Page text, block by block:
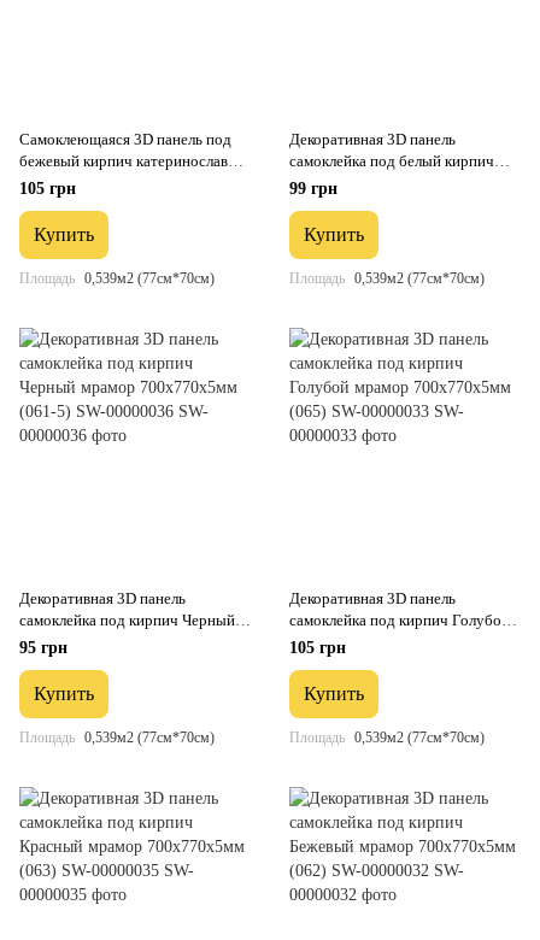
Самоклеющаяся 3D панель под
бежевый кирпич катеринослав
700x770x5мм SW-00001375
105 грн
Купить
Площадь 0,539м2 (77см*70см)
Декоративная 3D панель
самоклейка под белый кирпич
Звезды 700x770x5мм (021) SW-
99 грн
Купить
Площадь 0,539м2 (77см*70см)
Декоративная 3D панель
самоклейка под кирпич Черный
мрамор 700x770x5мм (061-5)
95 грн
Купить
Площадь 0,539м2 (77см*70см)
Декоративная 3D панель
самоклейка под кирпич Голубой
мрамор 700x770x5мм (065) SW-
105 грн
Купить
Площадь 0,539м2 (77см*70см)